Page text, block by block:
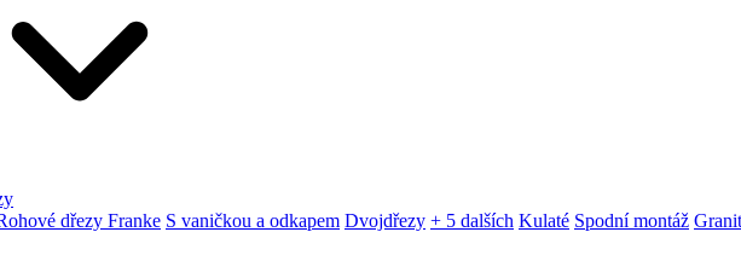
dřezy Franke S vaničkou a odkapem Dvojdřezy + 5 dalších Kulaté Spodní montáž